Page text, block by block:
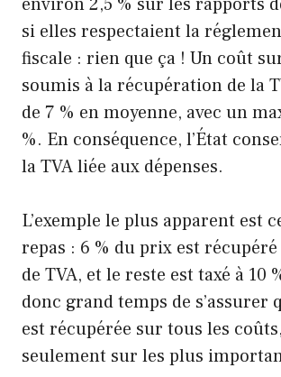
environ 2,5 % sur les rapports
si elles respectaient la
fiscale : rien que ça ! Un coût
soumis à la récupération de la
de 7 % en moyenne, avec un
%. En conséquence, l’État
la TVA liée aux dépenses.
L’exemple le plus apparent est
repas : 6 % du prix est
de TVA, et le reste est taxé à 10
donc grand temps de s’assurer
est récupérée sur tous les
seulement sur les plus